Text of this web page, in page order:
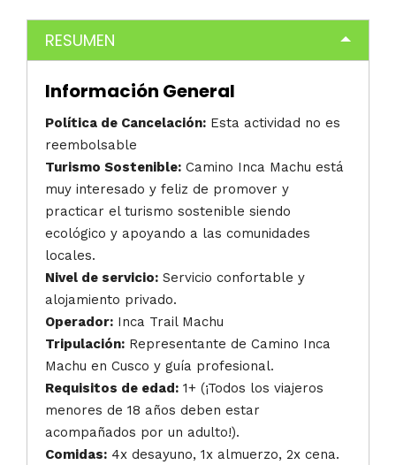
RESUMEN
Información General
Política de Cancelación: Esta actividad no es
reembolsable
Turismo Sostenible: Camino Inca Machu está
muy interesado y feliz de promover y
practicar el turismo sostenible siendo
ecológico y apoyando a las comunidades
locales.
Nivel de servicio: Servicio confortable y
alojamiento privado.
Operador: Inca Trail Machu
Tripulación: Representante de Camino Inca
Machu en Cusco y guía profesional.
Requisitos de edad: 1+ (¡Todos los viajeros
menores de 18 años deben estar
acompañados por un adulto!).
Comidas: 4x desayuno, 1x almuerzo, 2x cena.